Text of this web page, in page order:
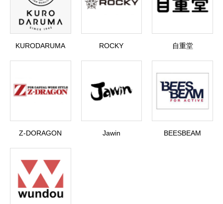
KURODARUMA ROCKY 自重堂
Z-DORAGON Jawin BEESBEAM